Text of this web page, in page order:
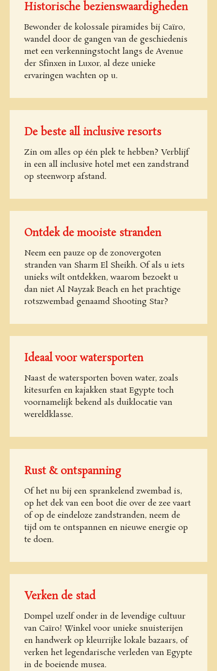
Historische bezienswaardigheden
Bewonder de kolossale piramides bij Caïro,
wandel door de gangen van de geschiedenis
met een verkenningstocht langs de Avenue
der Sfinxen in Luxor, al deze unieke
ervaringen wachten op u.
De beste all inclusive resorts
Zin om alles op één plek te hebben? Verblijf
in een all inclusive hotel met een zandstrand
op steenworp afstand.
Ontdek de mooiste stranden
Neem een pauze op de zonovergoten
stranden van Sharm El Sheikh. Of als u iets
unieks wilt ontdekken, waarom bezoekt u
dan niet Al Nayzak Beach en het prachtige
rotszwembad genaamd Shooting Star?
Ideaal voor watersporten
Naast de watersporten boven water, zoals
kitesurfen en kajakken staat Egypte toch
voornamelijk bekend als duiklocatie van
wereldklasse.
Rust & ontspanning
Of het nu bij een sprankelend zwembad is,
op het dek van een boot die over de zee vaart
of op de eindeloze zandstranden, neem de
tijd om te ontspannen en nieuwe energie op
te doen.
Verken de stad
Dompel uzelf onder in de levendige cultuur
van Caïro! Winkel voor unieke snuisterijen
en handwerk op kleurrijke lokale bazaars, of
verken het legendarische verleden van Egypte
in de boeiende musea.